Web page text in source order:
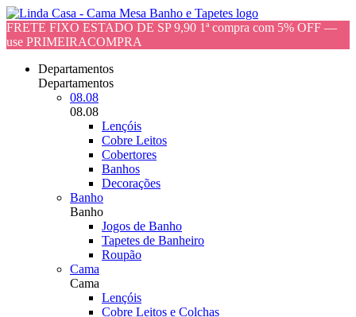
FRETE FIXO ESTADO DE SP 9,90 1ª compra com 5% OFF —
use PRIMEIRACOMPRA
Departamentos
Departamentos
08.08
08.08
Lençóis
Cobre Leitos
Cobertores
Banhos
Decorações
Banho
Banho
Jogos de Banho
Tapetes de Banheiro
Roupão
Cama
Cama
Lençóis
Cobre Leitos e Colchas